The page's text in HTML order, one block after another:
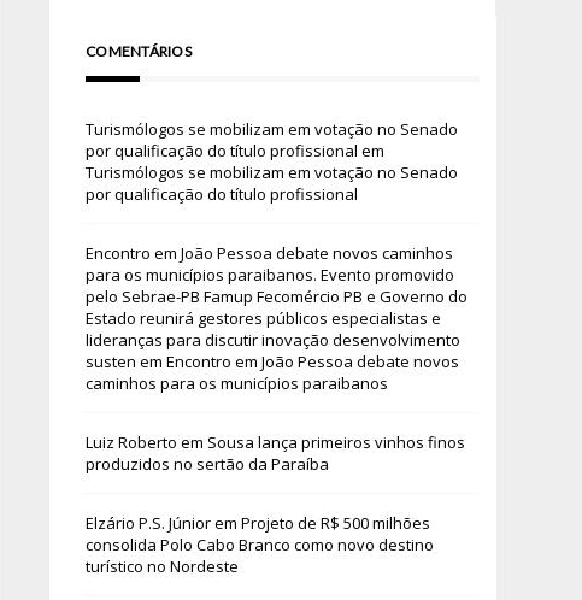
COMENTÁRIOS
Turismólogos se mobilizam em votação no Senado
por qualificação do título profissional em
Turismólogos se mobilizam em votação no Senado
por qualificação do título profissional
Encontro em João Pessoa debate novos caminhos
para os municípios paraibanos. Evento promovido
pelo Sebrae-PB Famup Fecomércio PB e Governo do
Estado reunirá gestores públicos especialistas e
lideranças para discutir inovação desenvolvimento
susten em Encontro em João Pessoa debate novos
caminhos para os municípios paraibanos
Luiz Roberto em Sousa lança primeiros vinhos finos
produzidos no sertão da Paraíba
Elzário P.S. Júniorem Projeto de R$ 500 milhões
consolida Polo Cabo Branco como novo destino
turístico no Nordeste